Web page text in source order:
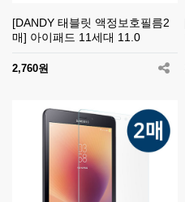
[DANDY 태블릿 액정보호필름2
매] 아이패드 11세대 11.0
2,760원